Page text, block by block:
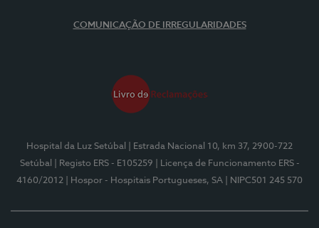
COMUNICAÇÃO DE IRREGULARIDADES
Hospital da Luz Setúbal
| Estrada Nacional 10, km 37, 2900-722
Setúbal
| Registo ERS - E105259
| Licença de Funcionamento ERS -
4160/2012
| Hospor - Hospitais Portugueses, SA | NIPC501 245 570